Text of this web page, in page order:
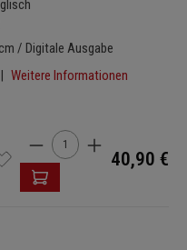
/ Digitale Ausgabe
Weitere Informationen
Produkt Anzahl: Gib
40,90 €